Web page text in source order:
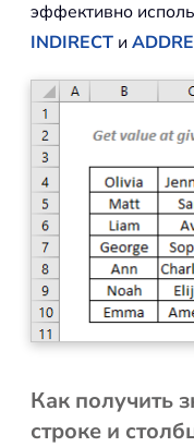
эффективно
INDIRECT и
Как получить
строке и